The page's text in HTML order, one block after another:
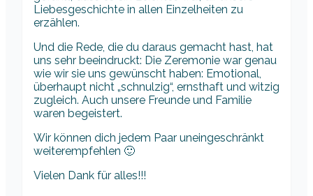
Liebesgeschichte in allen Einzelheiten zu
erzählen.
Und die Rede, die du daraus gemacht hast, hat
uns sehr beeindruckt: Die Zeremonie war genau
wie wir sie uns gewünscht haben: Emotional,
überhaupt nicht „schnulzig“, ernsthaft und witzig
zugleich. Auch unsere Freunde und Familie
waren begeistert.
Wir können dich jedem Paar uneingeschränkt
weiterempfehlen 🙂
Vielen Dank für alles!!!